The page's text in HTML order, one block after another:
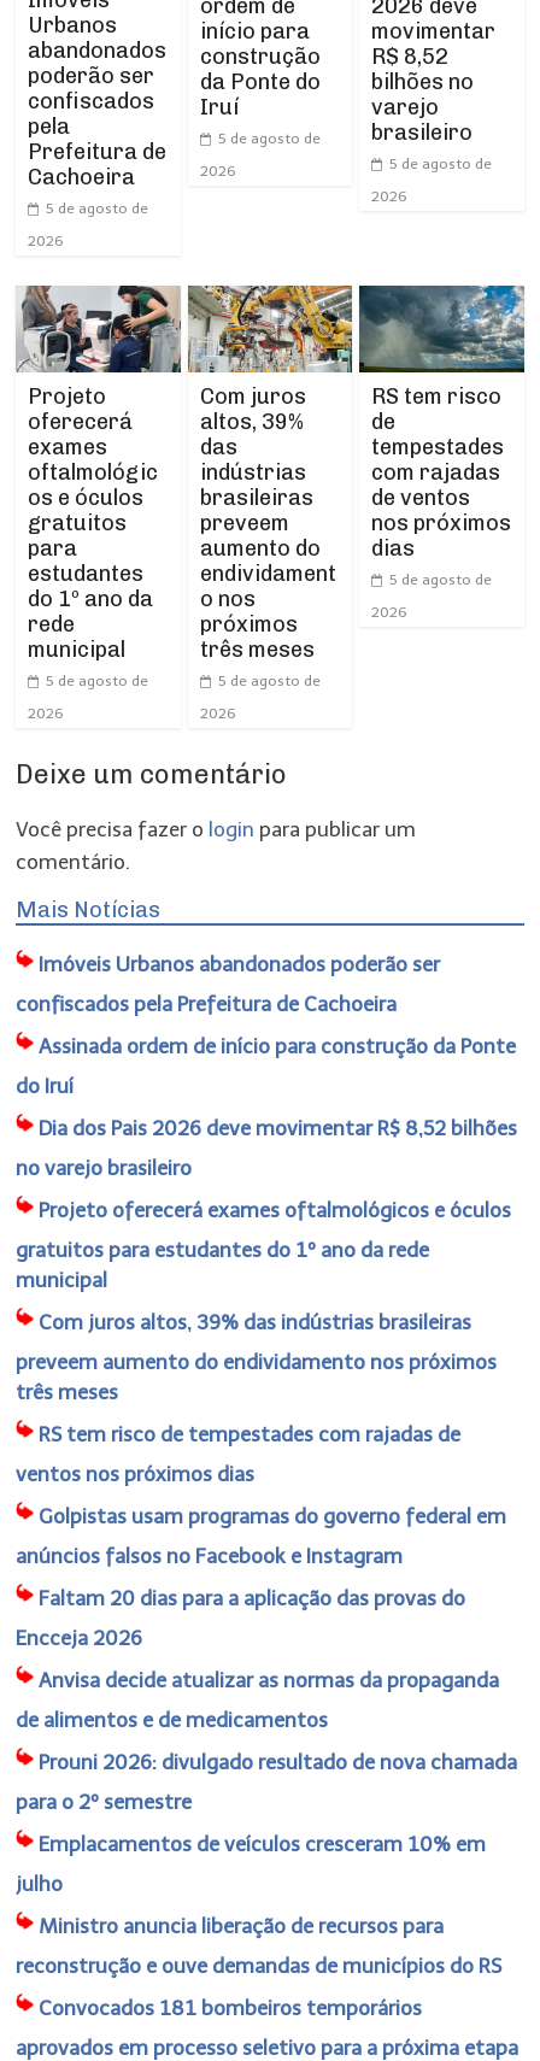
Urbanos
abandonados
poderão ser
confiscados
pela
Prefeitura de
Cachoeira
5 de agosto de
2026
ordem de
início para
construção
da Ponte do
Iruí
5 de agosto de
2026
2026 deve
movimentar
R$ 8,52
bilhões no
varejo
brasileiro
5 de agosto de
2026
Projeto
oferecerá
exames
oftalmológic
os e óculos
gratuitos
para
estudantes
do 1º ano da
rede
municipal
5 de agosto de
2026
Com juros
altos, 39%
das
indústrias
brasileiras
preveem
aumento do
endividament
o nos
próximos
três meses
5 de agosto de
2026
RS tem risco
de
tempestades
com rajadas
de ventos
nos próximos
dias
5 de agosto de
2026
Deixe um comentário
Você precisa fazer o login para publicar um
comentário.
Mais Notícias
Imóveis Urbanos abandonados poderão ser
confiscados pela Prefeitura de Cachoeira
Assinada ordem de início para construção da Ponte
do Iruí
Dia dos Pais 2026 deve movimentar R$ 8,52 bilhões
no varejo brasileiro
Projeto oferecerá exames oftalmológicos e óculos
gratuitos para estudantes do 1º ano da rede
municipal
Com juros altos, 39% das indústrias brasileiras
preveem aumento do endividamento nos próximos
três meses
RS tem risco de tempestades com rajadas de
ventos nos próximos dias
Golpistas usam programas do governo federal em
anúncios falsos no Facebook e Instagram
Faltam 20 dias para a aplicação das provas do
Encceja 2026
Anvisa decide atualizar as normas da propaganda
de alimentos e de medicamentos
Prouni 2026: divulgado resultado de nova chamada
para o 2º semestre
Emplacamentos de veículos cresceram 10% em
julho
Ministro anuncia liberação de recursos para
reconstrução e ouve demandas de municípios do RS
Convocados 181 bombeiros temporários
aprovados em processo seletivo para a próxima etapa